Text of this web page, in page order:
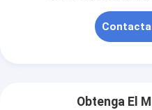
Obtenga El